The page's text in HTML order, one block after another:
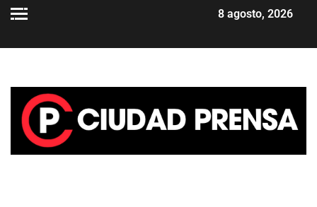
8 agosto, 2026